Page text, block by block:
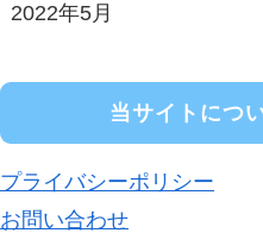
2022年5月
当サイトにつ
プライバシーポリシー
お問い合わせ